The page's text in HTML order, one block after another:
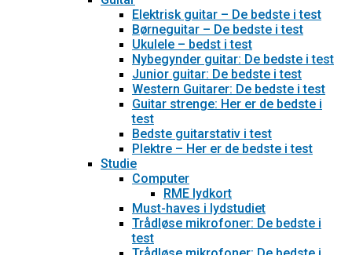
Elektrisk guitar – De bedste i test
Børneguitar – De bedste i test
Ukulele – bedst i test
Nybegynder guitar: De bedste i test
Junior guitar: De bedste i test
Western Guitarer: De bedste i test
Guitar strenge: Her er de bedste i
test
Bedste guitarstativ i test
Plektre – Her er de bedste i test
Studie
Computer
RME lydkort
Must-haves i lydstudiet
Trådløse mikrofoner: De bedste i
test